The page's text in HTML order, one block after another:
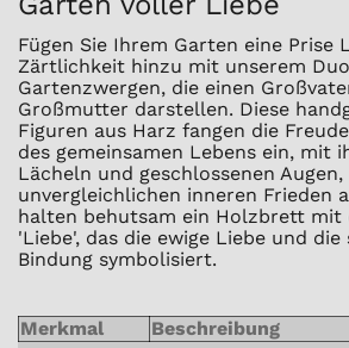
Fügen Sie Ihrem Garten eine Prise
Zärtlichkeit hinzu mit unserem
Gartenzwergen, die einen
Großmutter darstellen. Diese
Figuren aus Harz fangen die
des gemeinsamen Lebens ein, mit
Lächeln und geschlossenen Augen,
unvergleichlichen inneren Frieden
halten behutsam ein Holzbrett mit
'Liebe', das die ewige Liebe und
Bindung symbolisiert.
Merkmal
Beschreibung